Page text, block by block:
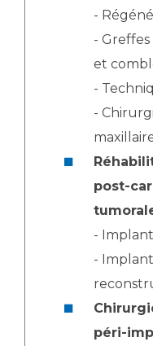
-
- Greffes
et
-
-
post-
-
-
péri-